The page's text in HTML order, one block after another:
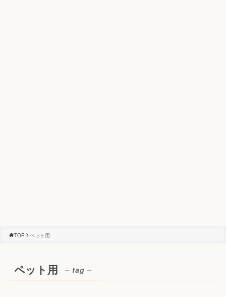
TOP ペット用
ペット用 – tag –